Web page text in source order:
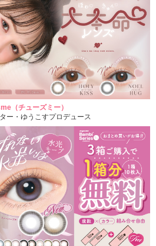
（チューズミー）
ー・ゆうこすプロデュース